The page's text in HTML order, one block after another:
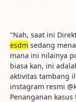
"Nah, saat ini
esdm sedang
mana ini nilainya
biasa kan, ini
aktivitas tambang
instagram resmi
Penanganan